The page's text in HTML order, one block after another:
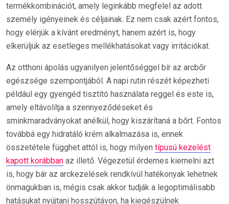
termékkombinációt, amely leginkább megfelel az adott
személy igényeinek és céljainak. Ez nem csak azért fontos,
hogy elérjük a kívánt eredményt, hanem azért is, hogy
elkerüljük az esetleges mellékhatásokat vagy irritációkat.
Az otthoni ápolás ugyanilyen jelentőséggel bír az arcbőr
egészsége szempontjából. A napi rutin részét képezheti
például egy gyengéd tisztító használata reggel és este is,
amely eltávolítja a szennyeződéseket és
sminkmaradványokat anélkül, hogy kiszárítaná a bőrt. Fontos
továbbá egy hidratáló krém alkalmazása is, ennek
összetétele függhet attól is, hogy milyen típusú kezelést
kapott korábban az illető. Végezetül érdemes kiemelni azt
is, hogy bár az arckezelések rendkívül hatékonyak lehetnek
önmagukban is, mégis csak akkor tudják a legoptimálisabb
hatásukat nyújtani hosszútávon, ha kiegészülnek